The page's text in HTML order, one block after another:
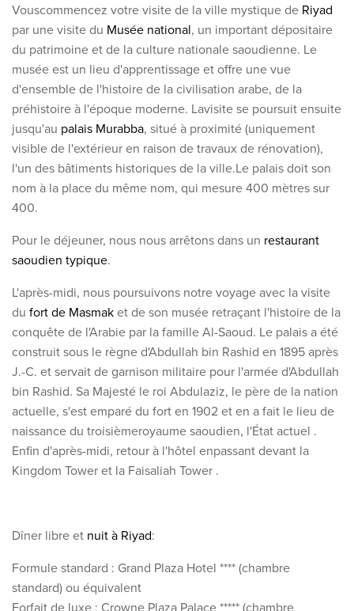
Vouscommencez votre visite de la ville mystique de Riyad
par une visite du Musée national, un important dépositaire
du patrimoine et de la culture nationale saoudienne. Le
musée est un lieu d'apprentissageetoffre une vue
d'ensemble de l'histoire de la civilisation arabe, de la
préhistoire à l'époque moderne. Lavisite se poursuit ensuite
jusqu'au palais Murabba, situé à proximité (uniquement
visible de l'extérieur en raison de travaux de rénovation),
l'un des bâtiments historiques de laville.Le palais doit son
nom à la place du même nom, qui mesure 400 mètres sur
400.
Pour le déjeuner, nous nous arrêtons dans un restaurant
saoudien typique.
L'après-midi, nous poursuivons notre voyage avec lavisite
du fort de Masmaket de son musée retraçant l'histoire de la
conquête de l'Arabie par la famille Al-Saoud. Le palais a été
construit sous le règne d'Abdullah bin Rashid en 1895 après
J.-C. et servait de garnison militaire pour l'armée d'Abdullah
bin Rashid. Sa Majesté le roi Abdulaziz, le père de la nation
actuelle, s'est emparé du fort en 1902 et en a fait le lieu de
naissance du troisièmeroyaumesaoudien, l'État actuel .
Enfin d'après-midi, retour à l'hôtel enpassant devant la
Kingdom Tower et la Faisaliah Tower .
Dîner libre et nuit à Riyad:
Formule standard : Grand Plaza Hotel **** (chambre
standard) ou équivalent